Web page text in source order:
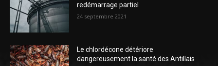
redémarrage partiel
24 septembre 2021
Le chlordécone détériore
dangereusement la santé des Antillais